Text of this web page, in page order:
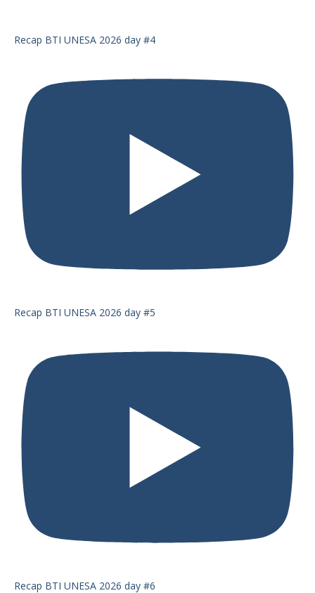
Recap BTI UNESA 2026 day #4
Recap BTI UNESA 2026 day #5
Recap BTI UNESA 2026 day #6